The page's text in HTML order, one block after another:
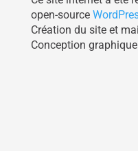
open-source
Création du site et
Conception